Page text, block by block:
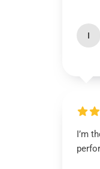
I
I’m